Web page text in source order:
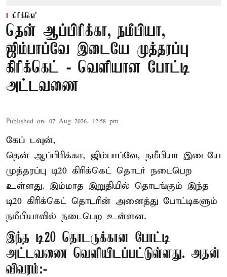
கிரிக்கெட்
தென் ஆப்பிரிக்கா, நமீபியா,
ஜிம்பாப்வே இடையே முத்தரப்பு
கிரிக்கெட் - வெளியான போட்டி
அட்டவணை
Published on: 07 Aug 2026, 12:58 pm
கேப் டவுன்,
தென் ஆப்பிரிக்கா, ஜிம்பாப்வே, நமீபியா இடையே
முத்தரப்பு டி20 கிரிக்கெட் தொடர் நடைபெற
உள்ளது. இம்மாத இறுதியில் தொடங்கும் இந்த
டி20 கிரிக்கெட் தொடரின் அனைத்து போட்டிகளும்
நமீபியாவில் நடைபெற உள்ளன.
இந்த டி20 தொடருக்கான போட்டி
அட்டவணை வெளியிடப்பட்டுள்ளது. அதன்
விவரம்:-